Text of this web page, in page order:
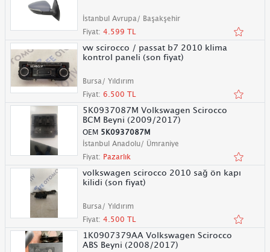
İstanbul Avrupa/ Başakşehir
Fiyat: 4.599 TL
vw scirocco / passat b7 2010 klima
kontrol paneli (son fiyat)
Bursa/ Yıldırım
Fiyat: 6.500 TL
5K0937087M Volkswagen Scirocco
BCM Beyni (2009/2017)
OEM 5K0937087M
İstanbul Anadolu/ Ümraniye
Fiyat: Pazarlık
volkswagen scirocco 2010 sağ ön kapı
kilidi (son fiyat)
Bursa/ Yıldırım
Fiyat: 4.500 TL
1K0907379AA Volkswagen Scirocco
ABS Beyni (2008/2017)